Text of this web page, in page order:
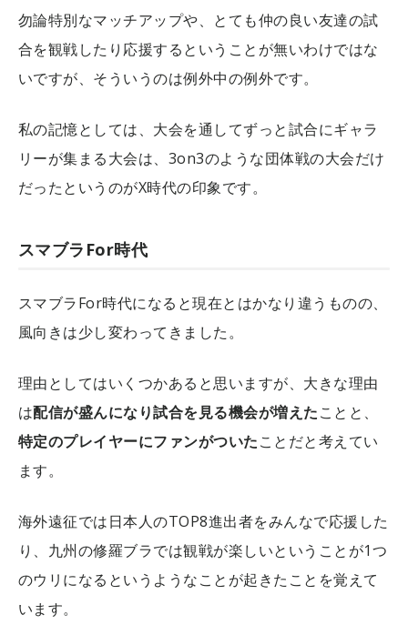
勿論特別なマッチアップや、とても仲の良い友達の試
合を観戦したり応援するということが無いわけではな
いですが、そういうのは例外中の例外です。
私の記憶としては、大会を通してずっと試合にギャラ
リーが集まる大会は、3on3のような団体戦の大会だけ
だったというのがX時代の印象です。
スマブラFor時代
スマブラFor時代になると現在とはかなり違うものの、
風向きは少し変わってきました。
理由としてはいくつかあると思いますが、大きな理由
は配信が盛んになり試合を見る機会が増えたことと、
特定のプレイヤーにファンがついたことだと考えてい
ます。
海外遠征では日本人のTOP8進出者をみんなで応援した
り、九州の修羅ブラでは観戦が楽しいということが1つ
のウリになるというようなことが起きたことを覚えて
います。